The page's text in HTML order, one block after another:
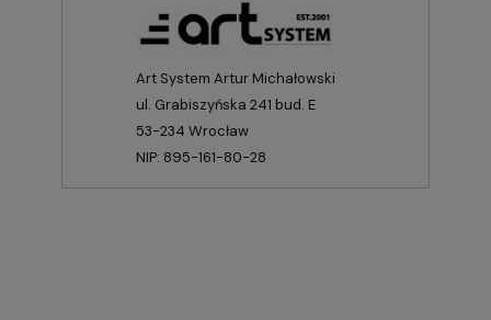
Art System Artur Michałowski
ul. Grabiszyńska 241 bud. E
53-234 Wrocław
NIP: 895-161-80-28